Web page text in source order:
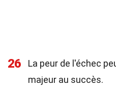
26
La peur de l'échec
majeur au succès.